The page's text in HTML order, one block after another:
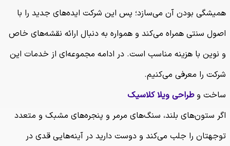
همیشگی بودن آن می‌سازد؛ پس این شرکت ایده‌های جدید را با
اصول سنتی همراه می‌کند و همواره به دنبال ارائه نقشه‌های خاص
و نوین با هزینه مناسب است. در ادامه مجموعه‌ای از خدمات این
شرکت را معرفی می‌کنیم.
ساخت و طراحی ویلا کلاسیک
اگر ستون‌های بلند، سنگ‌های مرمر و پنجره‌های مشبک و متعدد
توجهتان را جلب می‌کند و دوست دارید در آینه‌هایی قدی در